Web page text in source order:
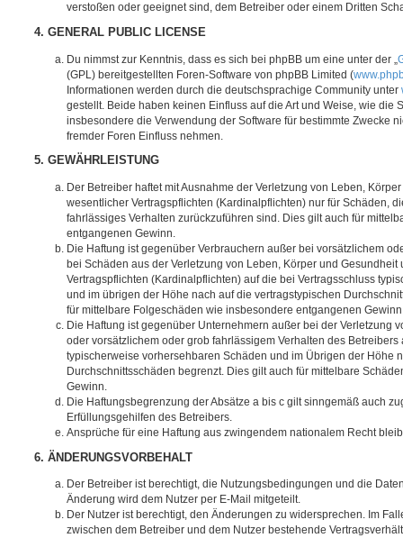
verstoßen oder geeignet sind, dem Betreiber oder einem Dritten
4. GENERAL PUBLIC LICENSE
Du nimmst zur Kenntnis, dass es sich bei phpBB um eine unter der „
(GPL) bereitgestellten Foren-Software von phpBB Limited (
Informationen werden durch die deutschsprachige Community unter
gestellt. Beide haben keinen Einfluss auf die Art und Weise, wie die
insbesondere die Verwendung der Software für bestimmte Zwecke
fremder Foren Einfluss nehmen.
5. GEWÄHRLEISTUNG
Der Betreiber haftet mit Ausnahme der Verletzung von Leben,
wesentlicher Vertragspflichten (Kardinalpflichten) nur für Schäden,
fahrlässiges Verhalten zurückzuführen sind. Dies gilt auch für
entgangenen Gewinn.
Die Haftung ist gegenüber Verbrauchern außer bei vorsätzlichem
bei Schäden aus der Verletzung von Leben, Körper und
Vertragspflichten (Kardinalpflichten) auf die bei Vertragsschluss
und im übrigen der Höhe nach auf die vertragstypischen
für mittelbare Folgeschäden wie insbesondere entgangenen
Die Haftung ist gegenüber Unternehmern außer bei der Verletzung
oder vorsätzlichem oder grob fahrlässigem Verhalten des Betreibers
typischerweise vorhersehbaren Schäden und im Übrigen der Höhe
Durchschnittsschäden begrenzt. Dies gilt auch für mittelbare
Gewinn.
Die Haftungsbegrenzung der Absätze a bis c gilt sinngemäß auch
Erfüllungsgehilfen des Betreibers.
Ansprüche für eine Haftung aus zwingendem nationalem Recht
6. ÄNDERUNGSVORBEHALT
Der Betreiber ist berechtigt, die Nutzungsbedingungen und die
Änderung wird dem Nutzer per E-Mail mitgeteilt.
Der Nutzer ist berechtigt, den Änderungen zu widersprechen. Im
zwischen dem Betreiber und dem Nutzer bestehende